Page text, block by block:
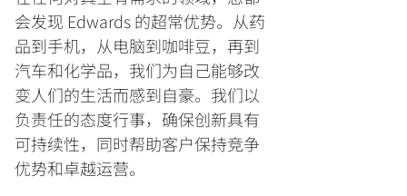
会发现 Edwards 的超常优势。从药
品到手机，从电脑到咖啡豆，再到
汽车和化学品，我们为自己能够改
变人们的生活而感到自豪。我们以
负责任的态度行事，确保创新具有
可持续性，同时帮助客户保持竞争
优势和卓越运营。